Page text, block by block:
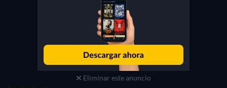
Eliminar este anuncio